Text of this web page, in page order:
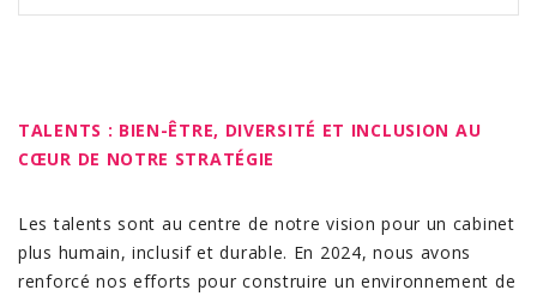
TALENTS : BIEN-ÊTRE, DIVERSITÉ ET INCLUSION AU
CŒUR DE NOTRE STRATÉGIE
Les talents sont au centre de notre vision pour un cabinet
plus humain, inclusif et durable. En 2024, nous avons
renforcé nos efforts pour construire un environnement de